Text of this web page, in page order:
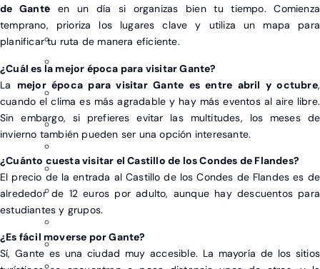
de Ganteen un día si organizas bien tu tiempo. Comienza
temprano, prioriza los lugares clave y utiliza un mapa para
planificar tu ruta de manera eficiente.
¿Cuál es la mejor época para visitar Gante?
La mejor época para visitar Gante es entre abril y octubre,
cuando el clima es más agradable y hay más eventos al aire libre.
Sin embargo, si prefieres evitar las multitudes, los meses de
invierno también pueden ser una opción interesante.
¿Cuánto cuesta visitar el Castillo de los Condes de Flandes?
El precio de la entrada al Castillo de los Condes de Flandes es de
alrededor de 12 euros por adulto, aunque hay descuentos para
estudiantes y grupos.
¿Es fácil moverse por Gante?
Sí, Gante es una ciudad muy accesible. La mayoría de los sitios